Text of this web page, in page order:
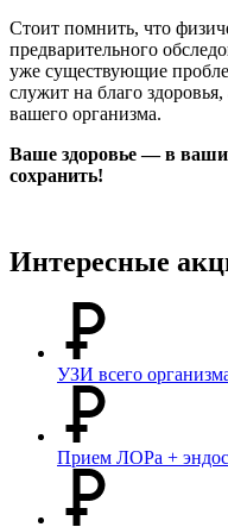
Стоит помнить, что
предварительного
уже существующие
служит на благо
вашего организма.
Ваше здоровье — в
сохранить!
Интересные
УЗИ всего
Прием ЛОРа +